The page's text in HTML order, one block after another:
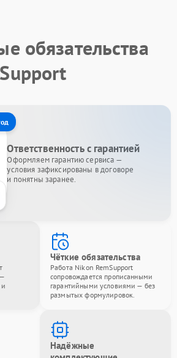
обязательства
Ответственность с гарантией
Оформляем гарантию сервиса —
условия зафиксированы в договоре
и понятны заранее.
Чёткие обязательства
Работа Nikon RemSupport
сопровождается прописанными
гарантийными условиями — без
размытых формулировок.
Надёжные